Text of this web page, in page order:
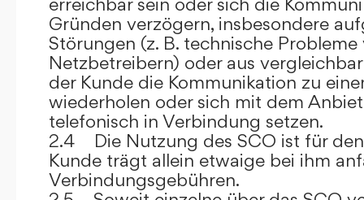
Gründen verzögern, insbesondere
Störungen (z. B. technische
Netzbetreibern) oder aus
der Kunde die Kommunikation zu
wiederholen oder sich mit dem
telefonisch in Verbindung setzen.
2.4 Die Nutzung des SCO ist für den
Kunde trägt allein etwaige bei ihm
Verbindungsgebühren.